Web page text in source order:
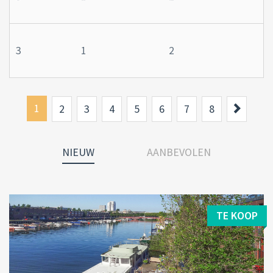
3 1 2
1 2 3 4 5 6 7 8
NIEUW AANBEVOLEN
TE KOOP